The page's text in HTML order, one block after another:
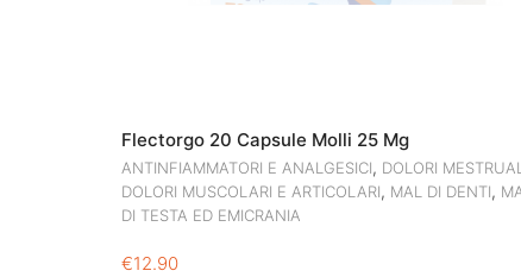
Flectorgo 20 Capsule Molli 25 Mg
ANTINFIAMMATORI E ANALGESICI, DOLORI
DOLORI MUSCOLARI E ARTICOLARI, MAL DI DENTI,
DI TESTA ED EMICRANIA
€12.90